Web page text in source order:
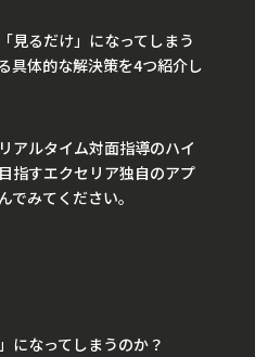
見るだけ」になってしまう
具体的な解決策を4つ紹介し
アルタイム対面指導のハイ
指すエクセリア独自のアプ
でみてください。
になってしまうのか？